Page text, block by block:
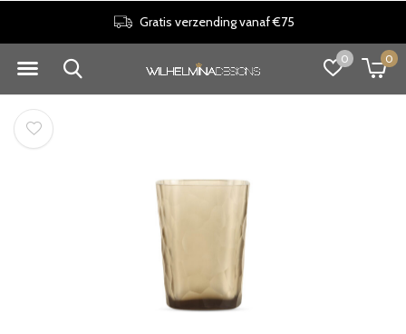
0 0
Gratis verzending vanaf €75